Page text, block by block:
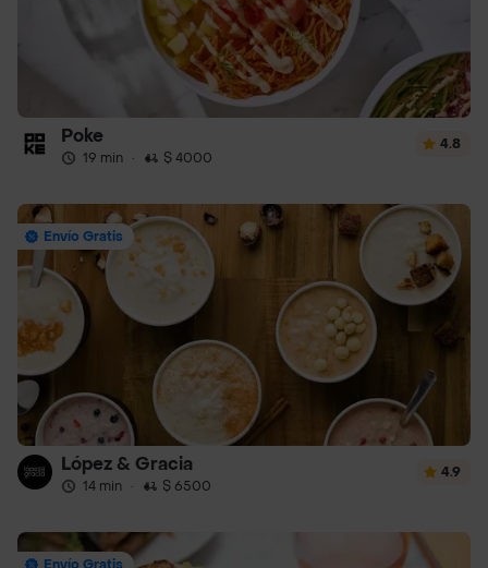
Poke
19 min · $ 4000
4.8
Envío Gratis
López & Gracia
14 min · $ 6500
4.9